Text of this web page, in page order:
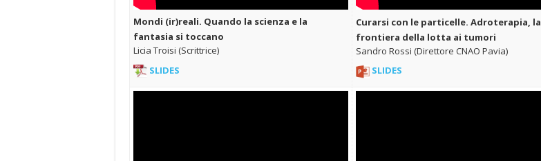
Mondi (ir)reali. Quando la scienza e la
fantasia si toccano
Licia Troisi (Scrittrice)
SLIDES
Curarsi con le particelle. Adroterapia, la
frontiera della lotta ai tumori
Sandro Rossi (Direttore CNAO Pavia)
SLIDES